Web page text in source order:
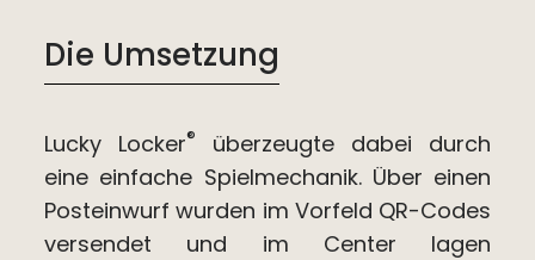
Die Umsetzung
Lucky Locker®
überzeugte dabei durch
eine einfache Spielmechanik. Über einen
Posteinwurf wurden im Vorfeld QR-Codes
versendet und im Center lagen